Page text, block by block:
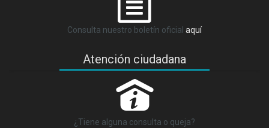
Consulta nuestro boletín oficial aquí
Atención ciudadana
P
¿Tiene alguna consulta o queja?